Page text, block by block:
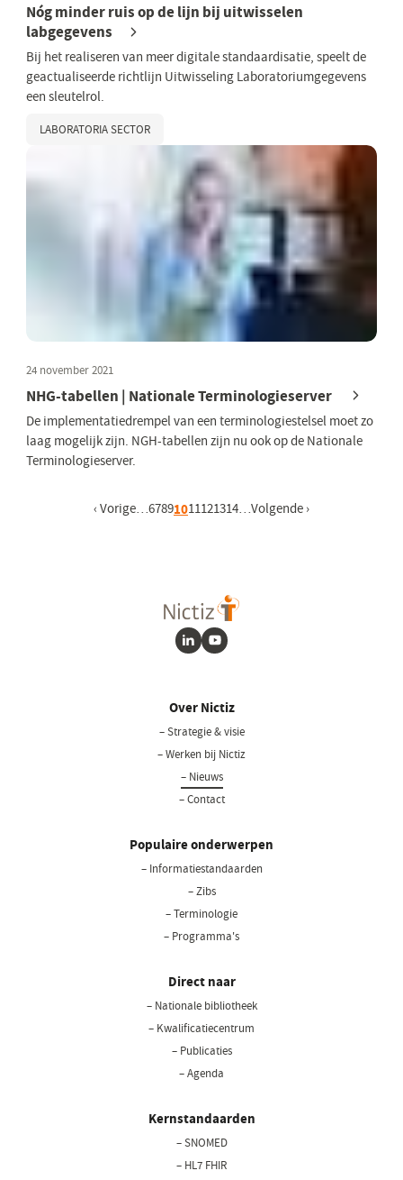
Nóg minder ruis op de lijn bij uitwisselen
labgegevens
Bij het realiseren van meer digitale standaardisatie, speelt de
geactualiseerde richtlijn Uitwisseling Laboratoriumgegevens
een sleutelrol.
LABORATORIA SECTOR
24 november 2021
NHG-tabellen | Nationale Terminologieserver
De implementatiedrempel van een terminologiestelsel moet zo
laag mogelijk zijn. NGH-tabellen zijn nu ook op de Nationale
Terminologieserver.
Vorige pagina
‹ Vorige…Pagina
6Pagina
7Pagina
8Pagina
9Huidige pagina
10Pagina
11Pagina
12Pagina
13Pagina
14…Volgende pagina
Volgende ›
LinkedInYoutube
Over Nictiz
– Strategie & visie
– Werken bij Nictiz
– Nieuws
– Contact
Populaire onderwerpen
– Informatiestandaarden
– Zibs
– Terminologie
– Programma's
Direct naar
– Nationale bibliotheek
– Kwalificatiecentrum
– Publicaties
– Agenda
Kernstandaarden
– SNOMED
– HL7 FHIR